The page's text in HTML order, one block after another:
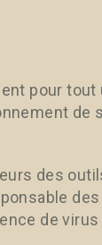
pour
de
des
des
de